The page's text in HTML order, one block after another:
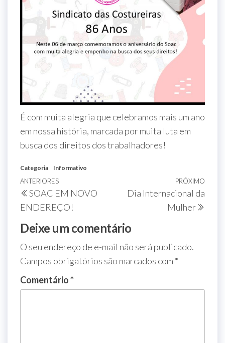
É com muita alegria que celebramos mais um ano
em nossa história, marcada por muita luta em
busca dos direitos dos trabalhadores!
Categoria Informativo
ANTERIORES
SOAC EM NOVO
ENDEREÇO!
PRÓXIMO
Dia Internacional da
Mulher
Deixe um comentário
O seu endereço de e-mail não será publicado.
Campos obrigatórios são marcados com *
Comentário*